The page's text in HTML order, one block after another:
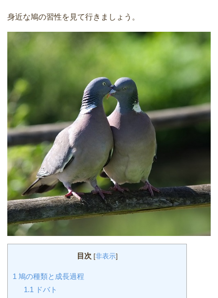
身近な鳩の習性を見て行きましょう。
目次 [非表示]
1 鳩の種類と成長過程
1.1
ドバト